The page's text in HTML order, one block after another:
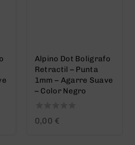
Alpino Dot Boligrafo
Retractil – Punta
1mm – Agarre Suave
– Color Negro
0
0,00 €